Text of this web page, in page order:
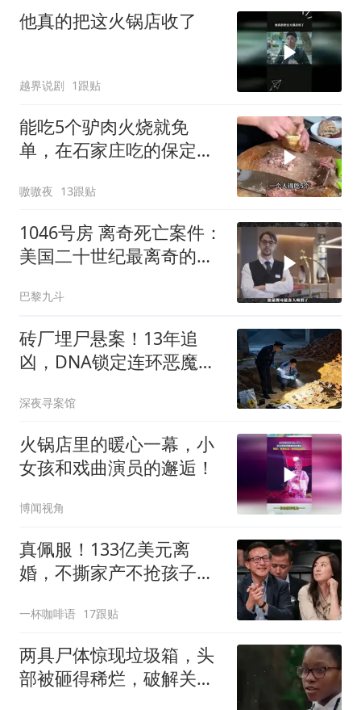
他真的把这火锅店收了
越界说剧 1跟贴
能吃5个驴肉火烧就免
单，在石家庄吃的保定驴
嗷嗷夜 13跟贴
1046号房 离奇死亡案件：
美国二十世纪最离奇的酒
巴黎九斗
砖厂埋尸悬案！13年追
凶，DNA锁定连环恶魔，
深夜寻案馆
火锅店里的暖心一幕，小
女孩和戏曲演员的邂逅！
博闻视角
真佩服！133亿美元离
婚，不撕家产不抢孩子：
了一堂“成年人分手课”
一杯咖啡语 17跟贴
两具尸体惊现垃圾箱，头
部被砸得稀烂，破解关键